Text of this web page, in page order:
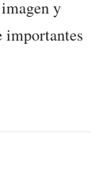
y
importantes